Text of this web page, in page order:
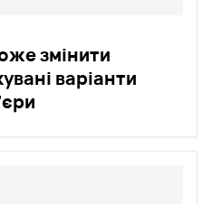
змінити
варіанти